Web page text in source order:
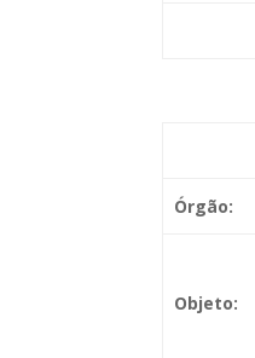
Órgão:
Objeto: